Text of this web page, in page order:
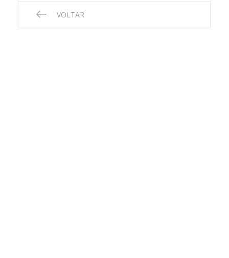
VOLTAR